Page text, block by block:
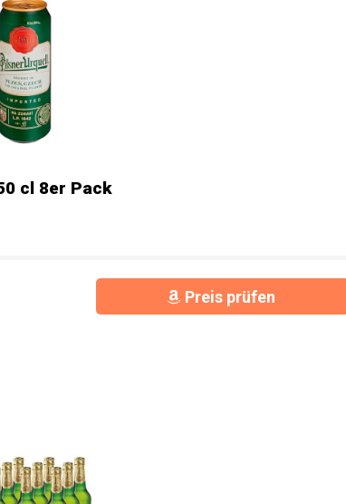
cl 8er Pack
Preis prüfen